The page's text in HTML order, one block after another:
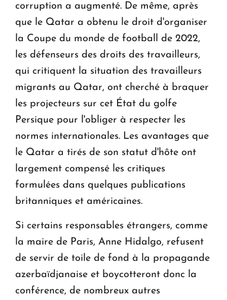
corruption a augmenté. De même, après
que le Qatar a obtenu le droit d'organiser
la Coupe du monde de football de 2022,
les défenseurs des droits des travailleurs,
qui critiquent la situation des travailleurs
migrants au Qatar, ont cherché à braquer
les projecteurs sur cet État du golfe
Persique pour l'obliger à respecter les
normes internationales. Les avantages que
le Qatar a tirés de son statut d'hôte ont
largement compensé les critiques
formulées dans quelques publications
britanniques et américaines.
Si certains responsables étrangers, comme
la maire de Paris, Anne Hidalgo, refusent
de servir de toile de fond à la propagande
azerbaïdjanaise et boycotteront donc la
conférence, de nombreux autres